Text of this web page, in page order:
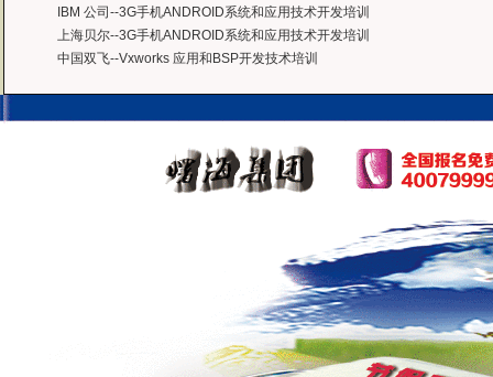
IBM 公司--3G手机ANDROID系统和应用技术开发培训
上海贝尔--3G手机ANDROID系统和应用技术开发培训
中国双飞--Vxworks 应用和BSP开发技术培训